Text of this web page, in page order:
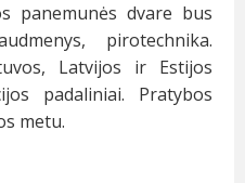
panemunės dvare bus
pirotechnika.
Latvijos ir Estijos
padaliniai. Pratybos
metu.